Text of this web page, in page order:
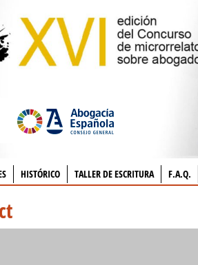
HISTÓRICO TALLER DE ESCRITURA F.A.Q.